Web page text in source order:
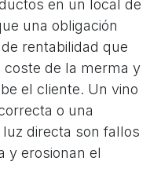
en un local de
una obligación
rentabilidad que
de la merma y
el cliente. Un vino
o una
directa son fallos
y erosionan el